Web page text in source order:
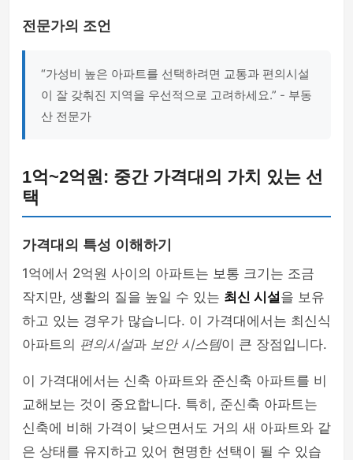
전문가의 조언
“가성비 높은 아파트를 선택하려면 교통과 편의시설
이 잘 갖춰진 지역을 우선적으로 고려하세요.” - 부동
산 전문가
1억~2억원: 중간 가격대의 가치 있는 선
택
가격대의 특성 이해하기
1억에서 2억원 사이의 아파트는 보통 크기는 조금
작지만, 생활의 질을 높일 수 있는 최신 시설을 보유
하고 있는 경우가 많습니다. 이 가격대에서는 최신식
아파트의 편의시설과 보안 시스템이 큰 장점입니다.
이 가격대에서는 신축 아파트와 준신축 아파트를 비
교해보는 것이 중요합니다. 특히, 준신축 아파트는
신축에 비해 가격이 낮으면서도 거의 새 아파트와 같
은 상태를 유지하고 있어 현명한 선택이 될 수 있습